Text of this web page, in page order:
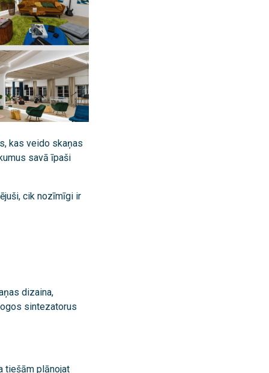
kas veido skaņas
savā īpaši
cik nozīmīgi ir
dizaina,
sintezatorus
tiešām plānojat